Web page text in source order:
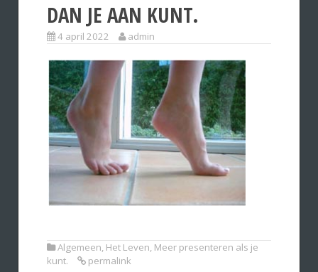
DAN JE AAN KUNT.
4 april 2022 admin
Algemeen, Het Leven, Meer presenteren als je
kunt.
permalink